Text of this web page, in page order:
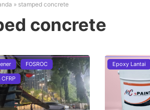
» stamped concrete
concrete
FOSROC Epoxy Lantai